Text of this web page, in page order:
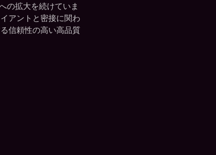
の拡大を続けていま
アントと密接に関わ
信頼性の高い高品質